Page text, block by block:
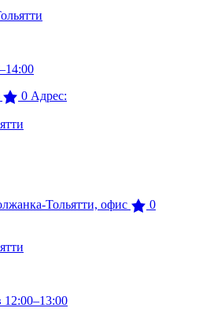
0 Адрес:
Тольятти, офис
0
12:00–13:00